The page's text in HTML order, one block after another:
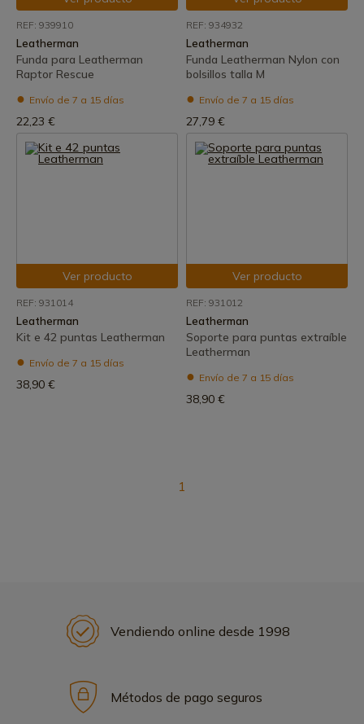
REF: 939910
Leatherman
Funda para Leatherman
Raptor Rescue
Envío de 7 a 15 días
22,23 €
REF: 934932
Leatherman
Funda Leatherman Nylon con
bolsillos talla M
Envío de 7 a 15 días
27,79 €
Ver producto
REF: 931014
Leatherman
Kit e 42 puntas Leatherman
Envío de 7 a 15 días
38,90 €
Ver producto
REF: 931012
Leatherman
Soporte para puntas extraíble
Leatherman
Envío de 7 a 15 días
38,90 €
1
Vendiendo online desde 1998
Métodos de pago seguros